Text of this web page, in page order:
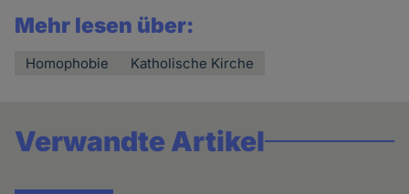
Mehr lesen über:
Homophobie Katholische Kirche
Verwandte Artikel